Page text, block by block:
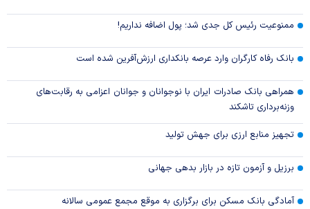
ممنوعیت رئیس کل جدی شد؛ پول اضافه نداریم!
بانک رفاه کارگران وارد عرصه بانکداری ارزش‌آفرین شده است
همراهی بانک صادرات ایران با نوجوانان و جوانان اعزامی به رقابت‌های
وزنه‌برداری تاشکند
تجهیز منابع ارزی برای جهش تولید
برزیل و آزمون تازه در بازار بدهی جهانی
آمادگی بانک مسکن برای برگزاری به موقع مجمع عمومی سالانه